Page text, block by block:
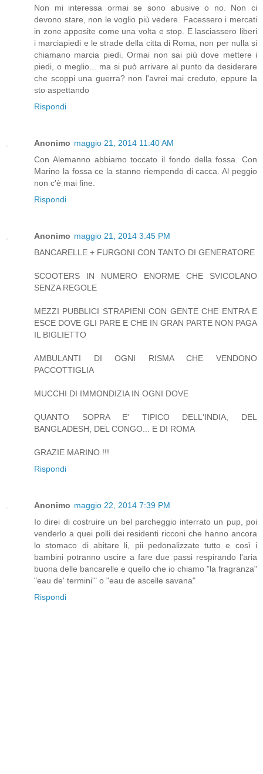
Non mi interessa ormai se sono abusive o no. Non ci
devono stare, non le voglio più vedere. Facessero i mercati
in zone apposite come una volta e stop. E lasciassero liberi
i marciapiedi e le strade della citta di Roma, non per nulla si
chiamano marcia piedi. Ormai non sai più dove mettere i
piedi, o meglio... ma si può arrivare al punto da desiderare
che scoppi una guerra? non l'avrei mai creduto, eppure la
sto aspettando
Rispondi
Anonimo maggio 21, 2014 11:40 AM
Con Alemanno abbiamo toccato il fondo della fossa. Con
Marino la fossa ce la stanno riempendo di cacca. Al peggio
non c'è mai fine.
Rispondi
Anonimo maggio 21, 2014 3:45 PM
BANCARELLE + FURGONI CON TANTO DI GENERATORE
SCOOTERS IN NUMERO ENORME CHE SVICOLANO
SENZA REGOLE
MEZZI PUBBLICI STRAPIENI CON GENTE CHE ENTRA E
ESCE DOVE GLI PARE E CHE IN GRAN PARTE NON PAGA
IL BIGLIETTO
AMBULANTI DI OGNI RISMA CHE VENDONO
PACCOTTIGLIA
MUCCHI DI IMMONDIZIA IN OGNI DOVE
QUANTO SOPRA E' TIPICO DELL'INDIA, DEL
BANGLADESH, DEL CONGO... E DI ROMA
GRAZIE MARINO !!!
Rispondi
Anonimo maggio 22, 2014 7:39 PM
Io direi di costruire un bel parcheggio interrato un pup, poi
venderlo a quei polli dei residenti ricconi che hanno ancora
lo stomaco di abitare li, pii pedonalizzate tutto e così i
bambini potranno uscire a fare due passi respirando l'aria
buona delle bancarelle e quello che io chiamo "la fragranza"
"eau de' termini'" o "eau de ascelle savana"
Rispondi